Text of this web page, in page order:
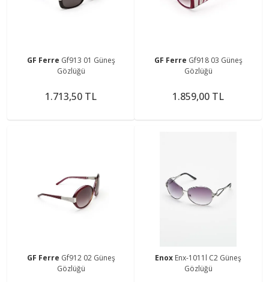
GF Ferre Gf913 01 Güneş
Gözlüğü
1.713,50 TL
GF Ferre Gf918 03 Güneş
Gözlüğü
1.859,00 TL
GF Ferre Gf912 02 Güneş
Gözlüğü
Enox Enx-1011l C2 Güneş
Gözlüğü